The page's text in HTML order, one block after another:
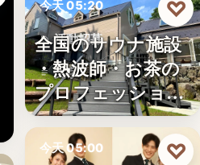
今天 05:20
活動招募
文字
全国のサウナ施設
・熱波師・お茶の
プロフェッショナ
ル募集！…
♡
今天 05:00 ♡